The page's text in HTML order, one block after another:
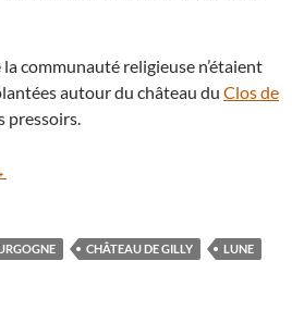
communauté religieuse n’étaient
autour du château du Clos de
pressoirs.
Lune dans les nuages au-dessus du
CHÂTEAU DE GILLY
LUNE